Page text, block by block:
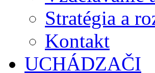
Stratégia a
Kontakt
UCHÁDZAČI